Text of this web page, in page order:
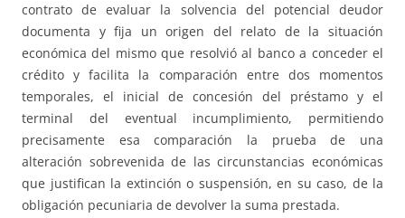
contrato de evaluar la solvencia del potencial deudor
documenta y fija un origen del relato de la situación
económica del mismo que resolvió al banco a conceder el
crédito y facilita la comparación entre dos momentos
temporales, el inicial de concesión del préstamo y el
terminal del eventual incumplimiento, permitiendo
precisamente esa comparación la prueba de una
alteración sobrevenida de las circunstancias económicas
que justifican la extinción o suspensión, en su caso, de la
obligación pecuniaria de devolver la suma prestada.